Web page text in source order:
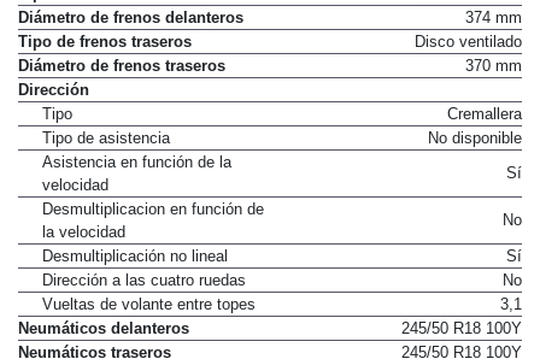
Tipo de frenos delanteros
Disco ventilado
Diámetro de frenos delanteros
374 mm
Tipo de frenos traseros
Disco ventilado
Diámetro de frenos traseros
Dirección
Tipo
Cremallera
Tipo de asistencia
Asistencia en función de la
velocidad
Sí
Desmultiplicacion en función de
la velocidad
No
Desmultiplicación no lineal
Sí
Dirección a las cuatro ruedas
No
Vueltas de volante entre topes
3,1
Neumáticos delanteros
245/50 R18 100Y